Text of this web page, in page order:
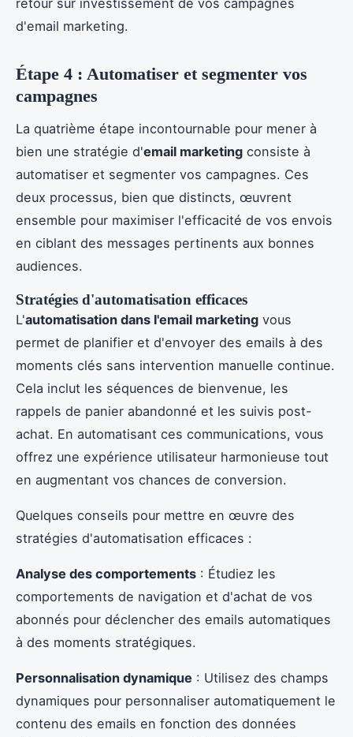
d'email marketing.
Étape 4 : Automatiser et segmenter vos
campagnes
La quatrième étape incontournable pour mener à
bien une stratégie d'email marketing consiste à
automatiser et segmenter vos campagnes. Ces
deux processus, bien que distincts, œuvrent
ensemble pour maximiser l'efficacité de vos envois
en ciblant des messages pertinents aux bonnes
audiences.
Stratégies d'automatisation efficaces
L'automatisation dans l'email marketing vous
permet de planifier et d'envoyer des emails à des
moments clés sans intervention manuelle continue.
Cela inclut les séquences de bienvenue, les
rappels de panier abandonné et les suivis post-
achat. En automatisant ces communications, vous
offrez une expérience utilisateur harmonieuse tout
en augmentant vos chances de conversion.
Quelques conseils pour mettre en œuvre des
stratégies d'automatisation efficaces :
Analyse des comportements : Étudiez les
comportements de navigation et d'achat de vos
abonnés pour déclencher des emails automatiques
à des moments stratégiques.
Personnalisation dynamique : Utilisez des champs
dynamiques pour personnaliser automatiquement le
contenu des emails en fonction des données